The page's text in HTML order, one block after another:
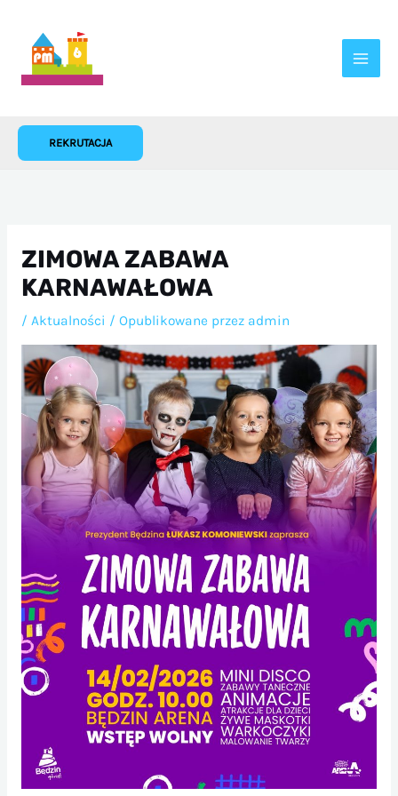
treści
REKRUTACJA
ZIMOWA ZABAWA
KARNAWAŁOWA
/ Aktualności / Opublikowane przez admin